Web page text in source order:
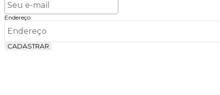
Endereço:
CADASTRAR